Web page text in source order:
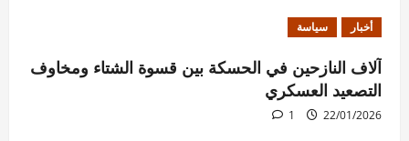
أخبار سياسة
آلاف النازحين في الحسكة بين قسوة الشتاء ومخاوف
التصعيد العسكري
22/01/2026
1